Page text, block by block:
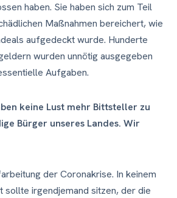
haben. Sie haben sich zum Teil
Maßnahmen bereichert, wie
aufgedeckt wurde. Hunderte
wurden unnötig ausgegeben
Aufgaben.
keine Lust mehr Bittsteller zu
Bürger unseres Landes. Wir
der Coronakrise. In keinem
sollte irgendjemand sitzen, der die